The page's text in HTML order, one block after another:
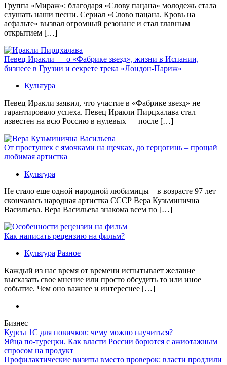
Группа «Мираж»: благодаря «Слову пацана» молодежь стала
слушать наши песни. Сериал «Слово пацана. Кровь на
асфальте» вызвал огромный резонанс и стал главным
открытием […]
Певец Иракли — о «Фабрике звезд», жизни в Испании,
бизнесе в Грузии и секрете трека «Лондон-Париж»
Культура
Певец Иракли заявил, что участие в «Фабрике звезд» не
гарантировало успеха. Певец Иракли Пирцхалава стал
известен на всю Россию в нулевых — после […]
От простушек с ямочками на щечках, до герцогинь – прощай
любимая артистка
Культура
Не стало еще одной народной любимицы – в возрасте 97 лет
скончалась народная артистка СССР Вера Кузьминична
Васильева. Вера Васильева знакома всем по […]
Как написать рецензию на фильм?
Культура Разное
Каждый из нас время от времени испытывает желание
высказать свое мнение или просто обсудить то или иное
событие. Чем оно важнее и интереснее […]
Бизнес
Курсы 1С для новичков: чему можно научиться?
Яйца по-турецки. Как власти России борются с ажиотажным
спросом на продукт
Профилактические визиты вместо проверок: власти продлили